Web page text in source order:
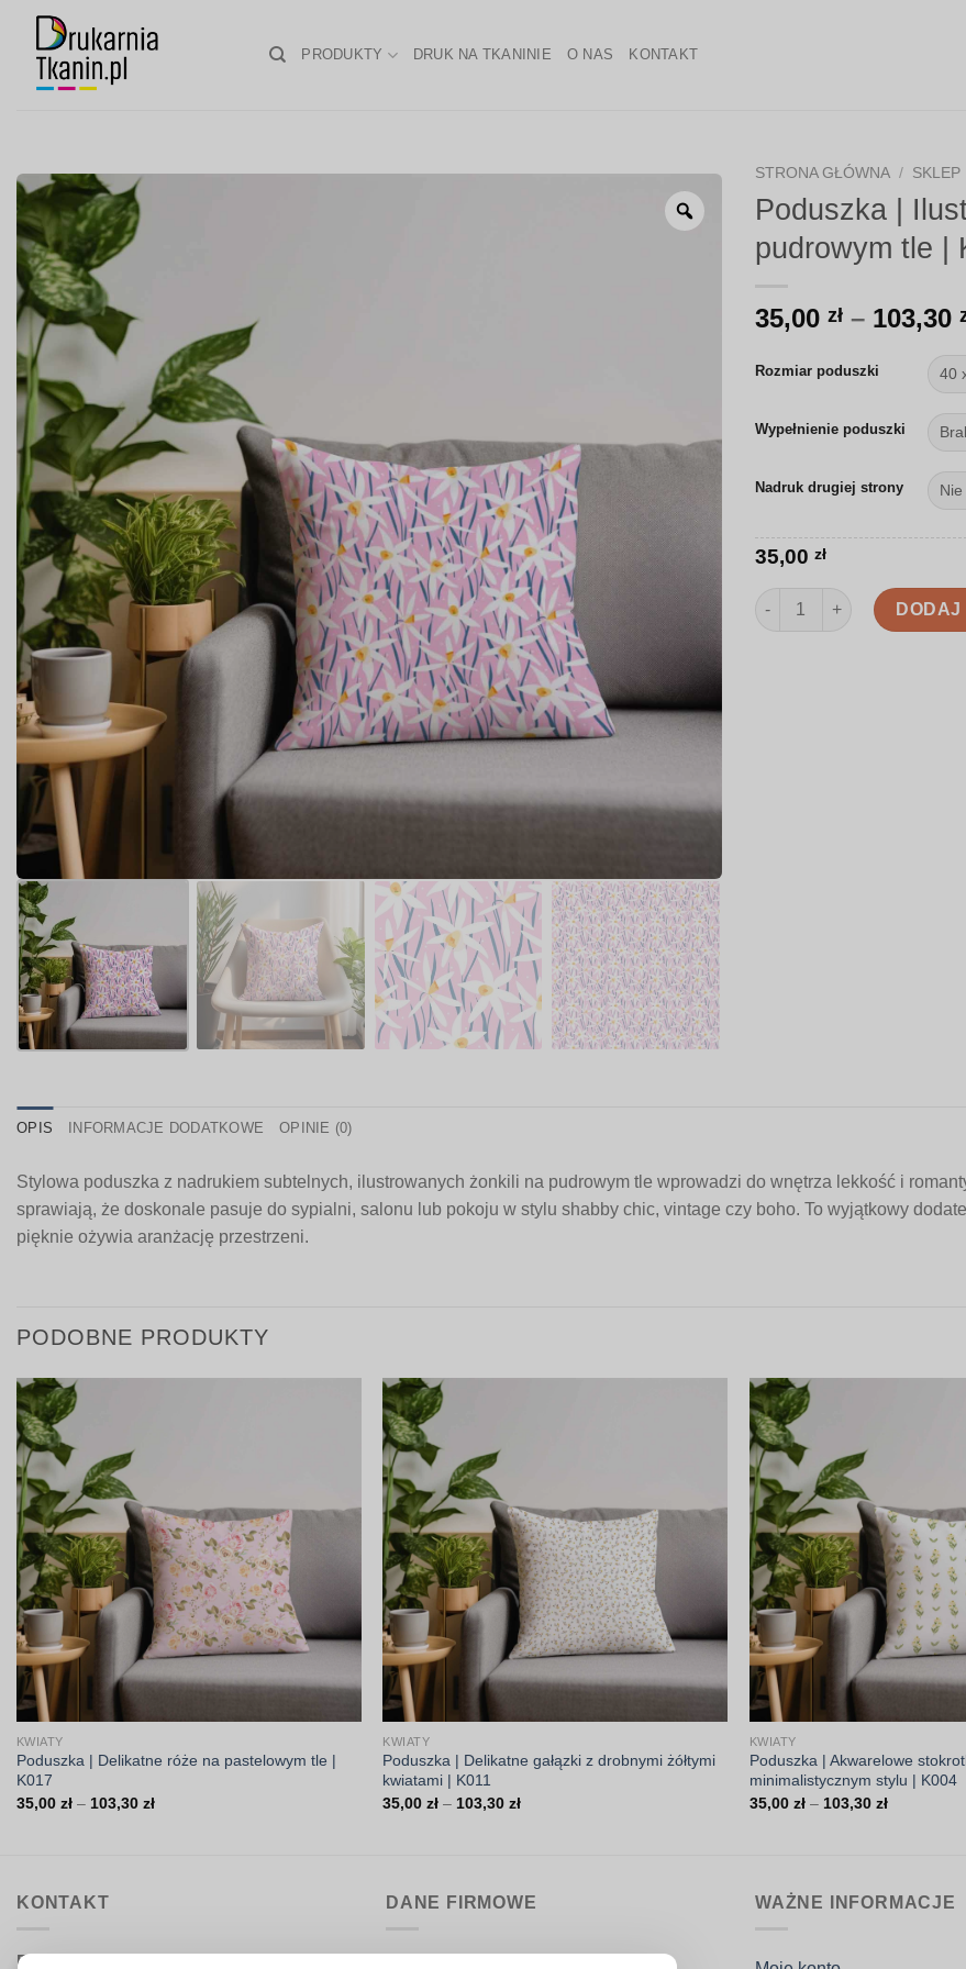
content
PRODUKTY DRUK NA TKANINIE O NAS KONTAKT
Zoom
STRONA GŁÓWNA / SKLEP
Poduszka |
pudrowym tle |
35,00 zł – 103,30
Rozmiar poduszki
Wypełnienie poduszki
Nadruk drugiej strony
35,00 zł
ilość Poduszka |
OPIS INFORMACJE DODATKOWE OPINIE (0)
Stylowa poduszka z nadrukiem subtelnych, ilustrowanych żonkili na pudrowym tle wprowadzi do wnętrza lekkość i
sprawiają, że doskonale pasuje do sypialni, salonu lub pokoju w stylu shabby chic, vintage czy boho. To wyjątkowy
pięknie ożywia aranżację przestrzeni.
PODOBNE PRODUKTY
KWIATY
Poduszka | Delikatne róże na pastelowym tle |
K017
35,00 zł – 103,30 złZakres
KWIATY
Poduszka | Delikatne gałązki z drobnymi żółtymi
kwiatami | K011
35,00zł – 103,30złZakres
KWIATY
Poduszka | Akwarelowe
minimalistycznym stylu | K004
35,00 zł – 103,30 złZakres
KONTAKT
Biuro obsługi:
DANE FIRMOWE WAŻNE INFORMACJE